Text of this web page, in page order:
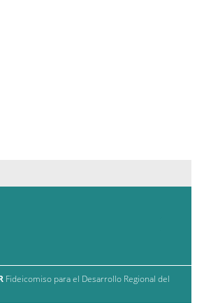
Fideicomiso para el Desarrollo Regional del